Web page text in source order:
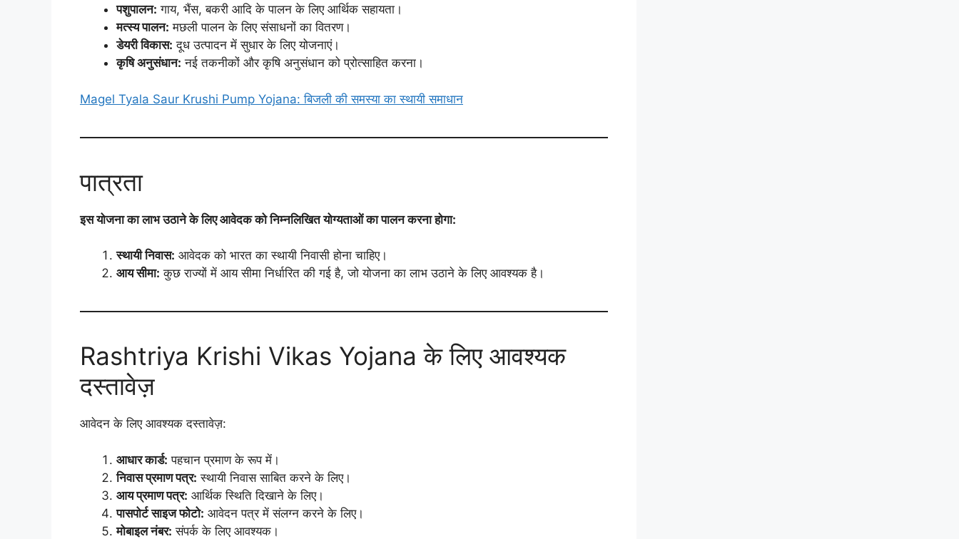
पशुपालन: गाय, भैंस, बकरी आदि के पालन के लिए आर्थिक सहायता।
मत्स्य पालन: मछली पालन के लिए संसाधनों का वितरण।
डेयरी विकास: दूध उत्पादन में सुधार के लिए योजनाएं।
कृषि अनुसंधान: नई तकनीकों और कृषि अनुसंधान को प्रोत्साहित करना।
Magel Tyala Saur Krushi Pump Yojana: बिजली की समस्या का स्थायी समाधान
पात्रता
इस योजना का लाभ उठाने के लिए आवेदक को निम्नलिखित योग्यताओं का पालन करना होगा:
स्थायी निवास: आवेदक को भारत का स्थायी निवासी होना चाहिए।
आय सीमा: कुछ राज्यों में आय सीमा निर्धारित की गई है, जो योजना का लाभ उठाने के लिए आवश्यक है।
Rashtriya Krishi Vikas Yojana के लिए आवश्यक
दस्तावेज़
आवेदन के लिए आवश्यक दस्तावेज़:
आधार कार्ड: पहचान प्रमाण के रूप में।
निवास प्रमाण पत्र: स्थायी निवास साबित करने के लिए।
आय प्रमाण पत्र: आर्थिक स्थिति दिखाने के लिए।
पासपोर्ट साइज फोटो: आवेदन पत्र में संलग्न करने के लिए।
मोबाइल नंबर: संपर्क के लिए आवश्यक।